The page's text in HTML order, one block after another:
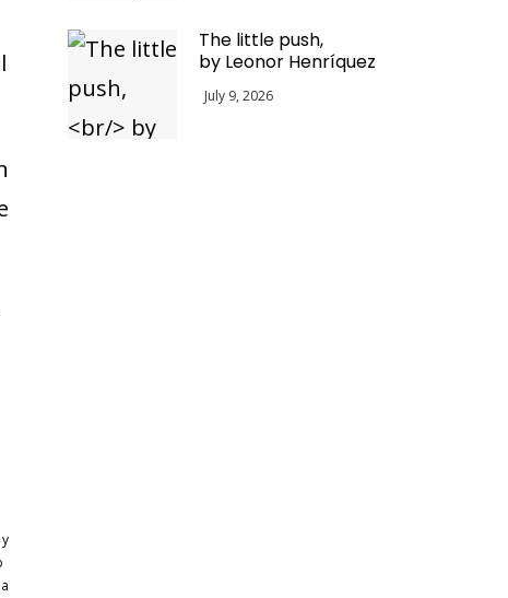
The little push,
by Leonor Henríquez
July 9, 2026